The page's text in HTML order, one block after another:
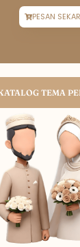
PESAN
TEMA